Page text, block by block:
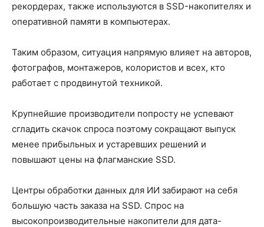
рекордерах, также используются в SSD-накопителях и
оперативной памяти в компьютерах.
Таким образом, ситуация напрямую влияет на авторов,
фотографов, монтажеров, колористов и всех, кто
работает с продвинутой техникой.
Крупнейшие производители попросту не успевают
сгладить скачок спроса поэтому сокращают выпуск
менее прибыльных и устаревших решений и
повышают цены на флагманские SSD.
Центры обработки данных для ИИ забирают на себя
большую часть заказа на SSD. Спрос на
высокопроизводительные накопители для дата-